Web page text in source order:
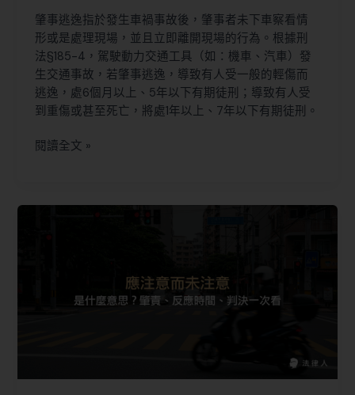
肇事逃逸指於發生車禍事故後，肇事者未下車察看情
形或是處理現場，並且立即離開現場的行為。根據刑
法§185-4，駕駛動力交通工具（如：機車、汽車）發
生交通事故，若肇事逃逸，導致有人受一般的輕傷而
逃逸，處6個月以上、5年以下有期徒刑；導致有人受
到重傷或甚至死亡，將處1年以上、7年以下有期徒刑。
閱讀全文 »